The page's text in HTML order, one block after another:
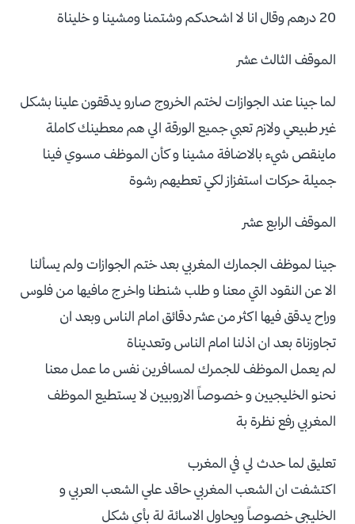
20 درهم وقال انا لا اشحدكم وشتمنا ومشينا و خليناة
الموقف الثالث عشر
لما جينا عند الجوازات لختم الخروج صارو يدققون علينا بشكل
غير طبيعي ولازم تعبي جميع الورقة الي هم معطينك كاملة
ماينقص شيء بالاضافة مشينا و كأن الموظف مسوي فينا
جميلة حركات استفزاز لكي تعطيهم رشوة
الموقف الرابع عشر
جينا لموظف الجمارك المغربي بعد ختم الجوازات ولم يسألنا
الا عن النقود التي معنا و طلب شنطنا واخرج مافيها من فلوس
وراح يدقق فيها اكثر من عشر دقائق امام الناس وبعد ان
تجاوزناة بعد ان اذلنا امام الناس وتعديناة
لم يعمل الموظف للجمرك لمسافرين نفس ما عمل معنا
نحنو الخليجيين و خصوصاً الاروبيين لا يستطيع الموظف
المغربي رفع نظرة بة
تعليق لما حدث لي في المغرب
اكتشفت ان الشعب المغربي حاقد علي الشعب العربي و
الخليجي خصوصاً ويحاول الاسائة لة بأي شكل